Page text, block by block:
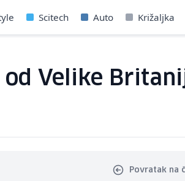
Scitech Auto Križaljka
Velike
Povratak na